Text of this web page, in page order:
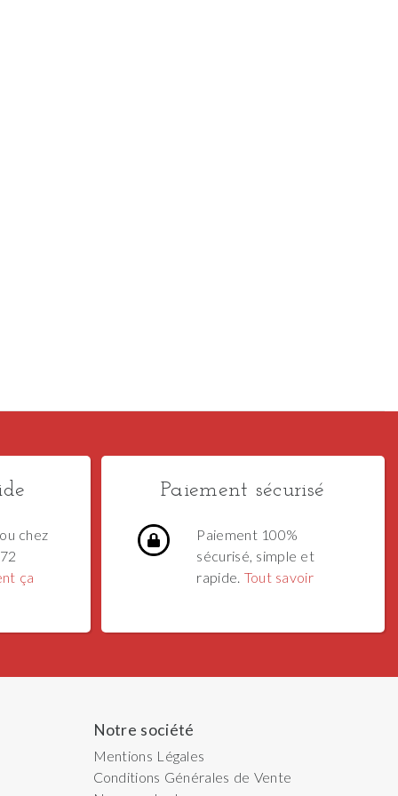
ou chez
ça
Paiement sécurisé
Paiement 100%
sécurisé, simple et
rapide. Tout savoir
Notre société
Mentions Légales
Conditions Générales de Vente